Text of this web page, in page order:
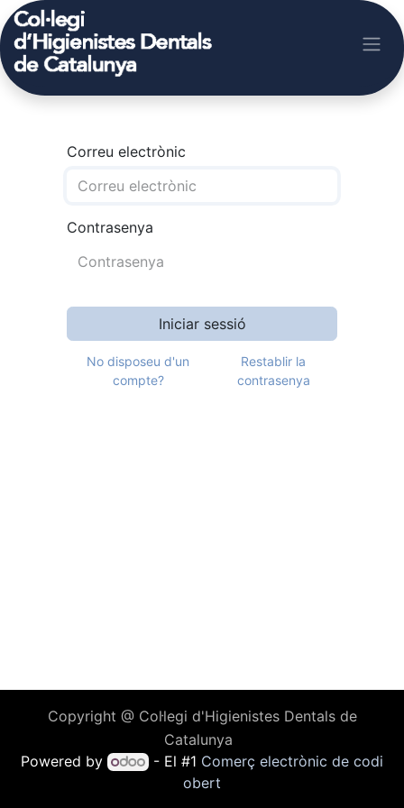
Correu electrònic
Contrasenya
Iniciar sessió
No disposeu d'un
compte?
Restablir la
contrasenya
Copyright @ Col·legi d'Higienistes Dentals de
Catalunya
Powered by
- El #1 Comerç electrònic de codi
obert